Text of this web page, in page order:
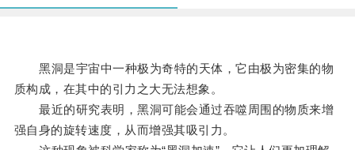
黑洞是宇宙中一种极为奇特的天体，它由极为密集的物
质构成，在其中的引力之大无法想象。
最近的研究表明，黑洞可能会通过吞噬周围的物质来增
强自身的旋转速度，从而增强其吸引力。